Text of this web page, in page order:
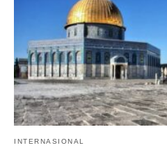
INTERNASIONAL